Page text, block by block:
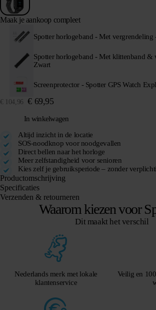
Maak je aankoop compleet
Spotter horlogeband - Met vergrendeling
Spotter horlogeband - Met klittenband &
Zwart
Screenprotector - Spotter GPS Watch
€ 104,96 € 69,95
In winkelwagen
Altijd inzicht in de locatie
SOS-noodknop voor noodgevallen
Direct bellen naar het horloge
Meer zelfstandigheid voor senioren
Kies zelf je gebruiksperiode – zonder
Productomschrijving
Specificaties
Verzenden & retourneren
Waarom kiezen voor
Dit maakt het verschil
Nederlands merk met lokale
klantenservice
Veilig en